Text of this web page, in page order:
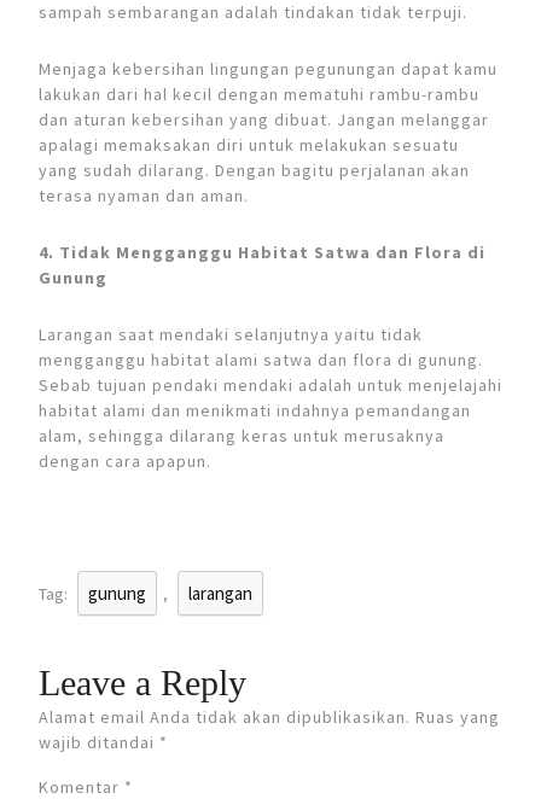
sampah sembarangan adalah tindakan tidak terpuji.
Menjaga kebersihan lingungan pegunungan dapat kamu
lakukan dari hal kecil dengan mematuhi rambu-rambu
dan aturan kebersihan yang dibuat. Jangan melanggar
apalagi memaksakan diri untuk melakukan sesuatu
yang sudah dilarang. Dengan bagitu perjalanan akan
terasa nyaman dan aman.
4. Tidak Mengganggu Habitat Satwa dan Flora di
Gunung
Larangan saat mendaki selanjutnya yaitu tidak
mengganggu habitat alami satwa dan flora di gunung.
Sebab tujuan pendaki mendaki adalah untuk menjelajahi
habitat alami dan menikmati indahnya pemandangan
alam, sehingga dilarang keras untuk merusaknya
dengan cara apapun.
Tag: gunung , larangan
Leave a Reply
Alamat email Anda tidak akan dipublikasikan. Ruas yang
wajib ditandai *
Komentar *